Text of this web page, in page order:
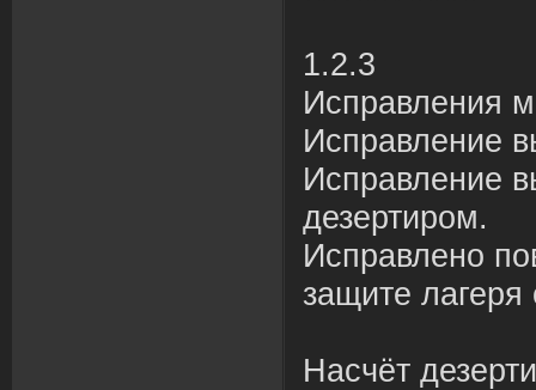
1.2.3
Исправления
Исправление
Исправление
дезертиром.
Исправлено
защите
Насчёт